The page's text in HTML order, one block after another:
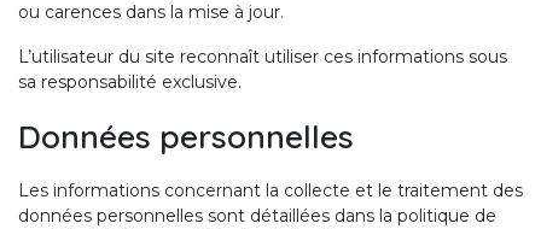
ou carences dans la mise à jour.
L’utilisateur du site reconnaît utiliser ces informations sous
sa responsabilité exclusive.
Données personnelles
Les informations concernant la collecte et le traitement des
données personnelles sont détaillées dans la politique de